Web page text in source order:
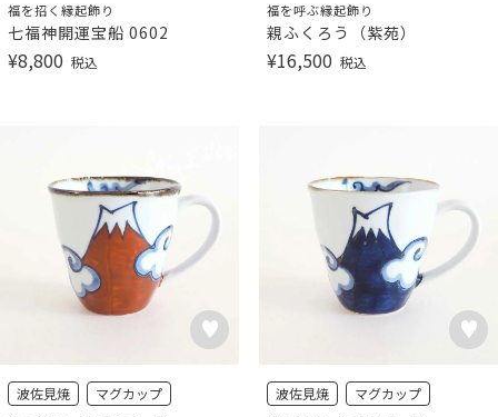
福を招く縁起飾り
七福神開運宝船 0602
¥8,800 税込
福を呼ぶ縁起飾り
親ふくろう（紫苑）
¥16,500 税込
波佐見焼 マグカップ 波佐見焼 マグカップ